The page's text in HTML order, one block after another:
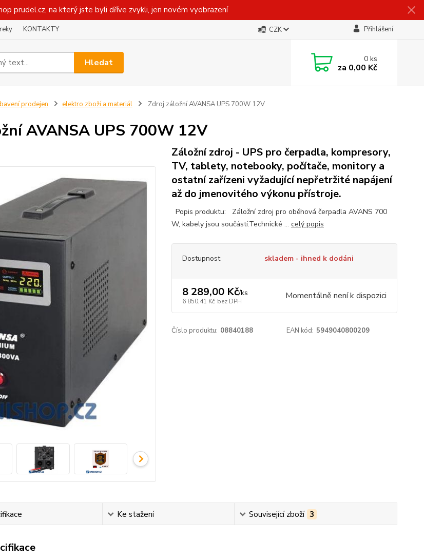
prudel.cz, na který jste byli dříve zvykli, jen novém vyobrazení
KONTAKTY CZK Přihlášení
Hledat 0ks
za 0,00 Kč
prodejen elektro zboží a materiál Zdroj záložní AVANSA UPS 700W 12V
AVANSA UPS 700W 12V
Záložní zdroj - UPS pro čerpadla, kompresory,
TV, tablety, notebooky, počítače, monitory a
ostatní zařízeni vyžadující nepřetržité napájení
až do jmenovitého výkonu přístroje.
Popis produktu: Záložní zdroj pro oběhová čerpadla AVANS 700
W, kabely jsou součástí.Technické ... celý popis
Dostupnost skladem - ihned k dodáni
8 289,00 Kč/ks
6 850,41 Kč bez DPH Momentálně není k dispozici
Číslo produktu: 08840188 EAN kód: 5949040800209
Ke stažení Související zboží 3